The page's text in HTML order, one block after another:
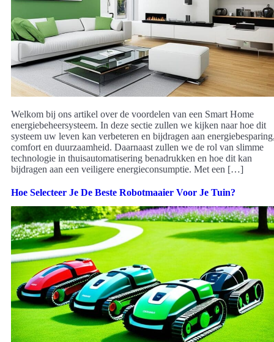
Welkom bij ons artikel over de voordelen van een Smart Home
energiebeheersysteem. In deze sectie zullen we kijken naar hoe dit
systeem uw leven kan verbeteren en bijdragen aan
comfort en duurzaamheid. Daarnaast zullen we de rol van slimme
technologie in thuisautomatisering benadrukken en hoe dit kan
bijdragen aan een veiligere energieconsumptie. Met een […]
Hoe Selecteer Je De Beste Robotmaaier Voor Je Tuin?